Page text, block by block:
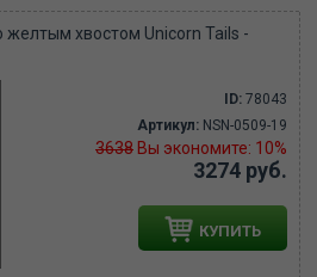
желтым хвостом Unicorn Tails -
ID: 78043
Артикул: NSN-0509-19
3638 Вы экономите: 10%
3274 руб.
КУПИТЬ